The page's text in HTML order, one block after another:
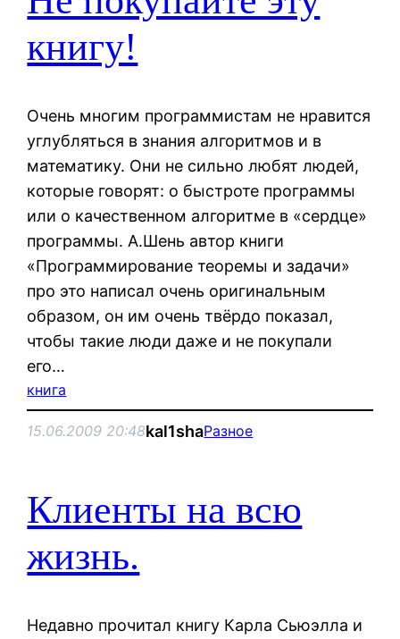
книгу!
Очень многим программистам не нравится
углубляться в знания алгоритмов и в
математику. Они не сильно любят людей,
которые говорят: о быстроте программы
или о качественном алгоритме в «сердце»
программы. А.Шень автор книги
«Программирование теоремы и задачи»
про это написал очень оригинальным
образом, он им очень твёрдо показал,
чтобы такие люди даже и не покупали
его…
книга
15.06.2009 20:48kal1shaРазное
Клиенты на всю
жизнь.
Недавно прочитал книгу Карла Сьюэлла и